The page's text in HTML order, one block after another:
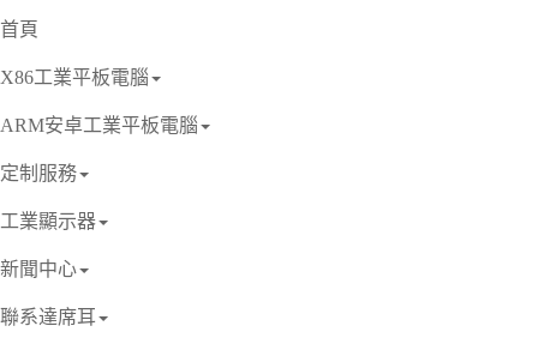
首頁
X86工業平板電腦
ARM安卓工業平板電腦
定制服務
工業顯示器
新聞中心
聯系達席耳